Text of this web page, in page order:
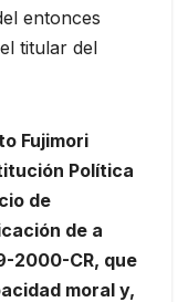
entonces
titular del
Fujimori
Política
de
de a
2000-CR, que
moral y,